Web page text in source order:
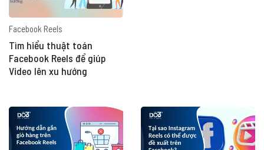
Facebook Reels
Tìm hiểu thuật toán
Facebook Reels để giúp
Video lên xu hướng